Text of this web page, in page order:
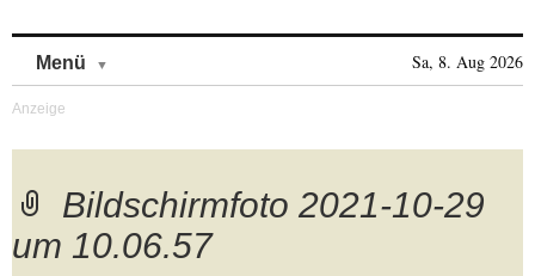
Menü Sa, 8. Aug 2026
Bildschirmfoto 2021-10-29
um 10.06.57